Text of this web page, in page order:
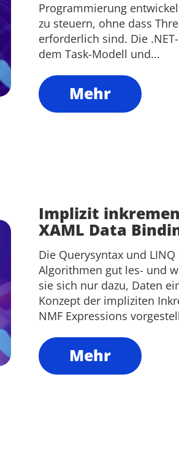
Programmierung
zu steuern, ohne dass
erforderlich sind. Die
dem Task-Modell und...
Mehr
Implizit
XAML Data
Die Querysyntax und
Algorithmen gut les- und
sie sich nur dazu, Daten
Konzept der impliziten
NMF Expressions
Mehr